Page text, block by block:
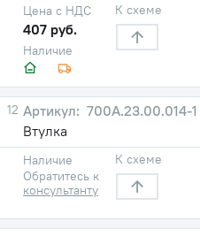
Наличие
Цена с НДС
407 руб.
К схеме
12
700A.23.00.014-1
Втулка
Наличие
Обратитесь к
консультанту
К схеме